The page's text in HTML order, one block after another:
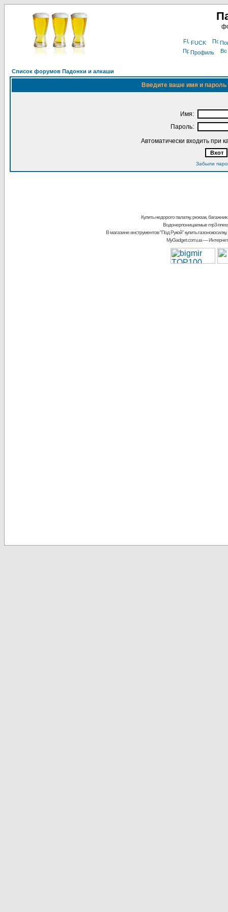
FUCK
Профиль
Список форумов Падонки и алкаши
Введите ваше имя и
Имя:
Пароль:
Автоматически входить при
Забыли
Купить недорого палатку, рюкзак, багажник
Водонерпоницаемые mp3-
В магазине инструментов "Под Рукой"купить
MyGadget.com.ua—